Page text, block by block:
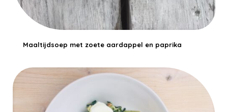
Maaltijdsoep met zoete aardappel en paprika